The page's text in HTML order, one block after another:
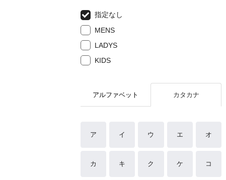
指定なし
MENS
LADYS
KIDS
アルファベット カタカナ
ア イ ウ エ オ
カ キ ク ケ コ